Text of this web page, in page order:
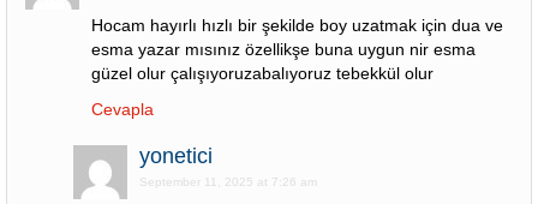
Hocam hayırlı hızlı bir şekilde boy uzatmak için dua ve
esma yazar mısınız özellikşe buna uygun nir esma
güzel olur çalışıyoruzabalıyoruz tebekkül olur
Cevapla
yonetici
September 11, 2025 at 7:26 am